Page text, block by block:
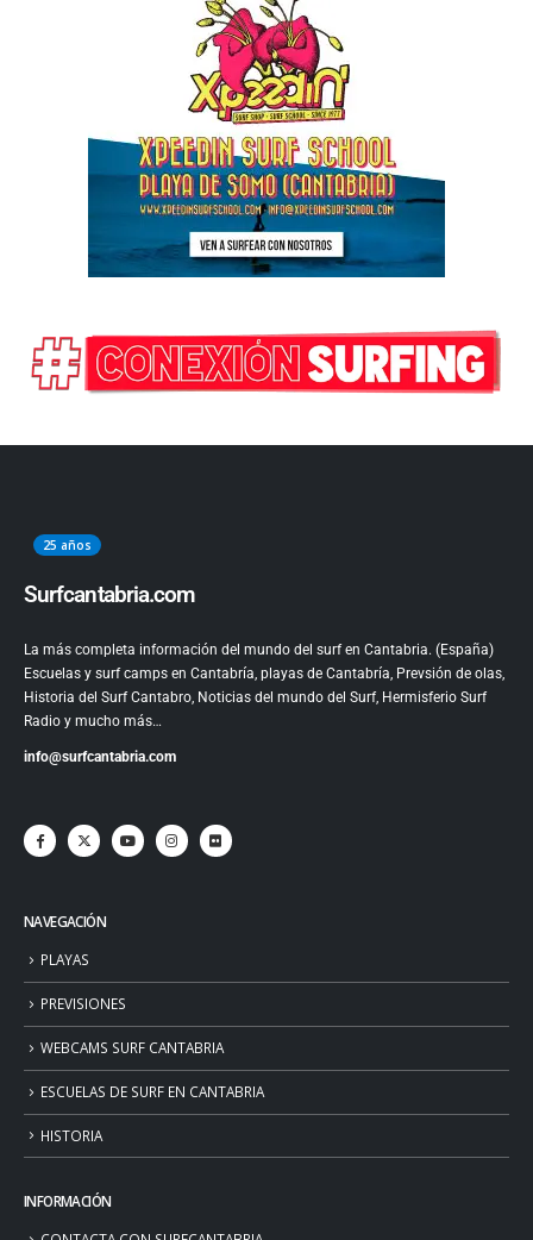
25 años
Surfcantabria.com
La más completa información del mundo del surf en Cantabria. (España)
Escuelas y surf camps en Cantabría, playas de Cantabría, Prevsión de olas,
Historia del Surf Cantabro, Noticias del mundo del Surf, Hermisferio Surf
Radio y mucho más…
info@surfcantabria.com
NAVEGACIÓN
PLAYAS
PREVISIONES
WEBCAMS SURF CANTABRIA
ESCUELAS DE SURF EN CANTABRIA
HISTORIA
INFORMACIÓN